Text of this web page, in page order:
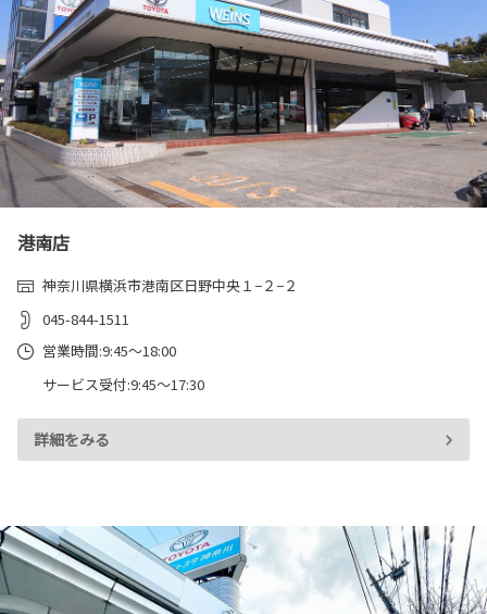
港南店
神奈川県横浜市港南区日野中央１−２−２
045-844-1511
営業時間:9:45～18:00
サービス受付:9:45～17:30
詳細をみる